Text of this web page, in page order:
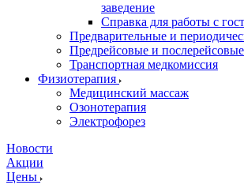
заведение
Справка для работы с
Предварительные и
Предрейсовые и
Транспортная медкомиссия
Физиотерапия
Медицинский массаж
Озонотерапия
Электрофорез
Новости
Акции
Цены